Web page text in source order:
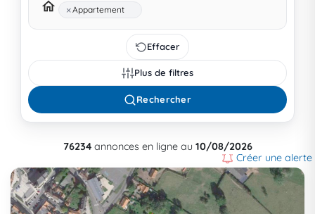
×Appartement
Effacer
Plus de filtres
Rechercher
76234annonces en ligne au 10/08/2026
Créer une alerte